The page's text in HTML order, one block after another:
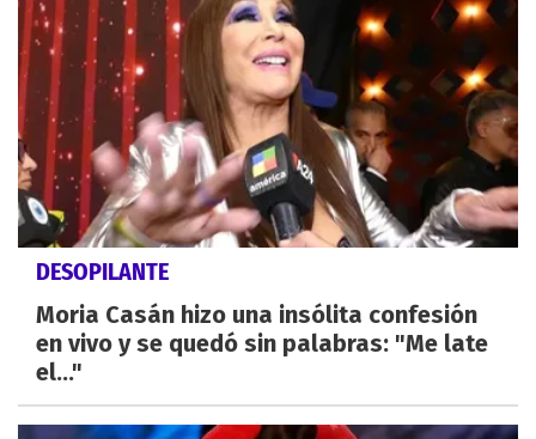
DESOPILANTE
Moria Casán hizo una insólita confesión
en vivo y se quedó sin palabras: "Me late
el..."